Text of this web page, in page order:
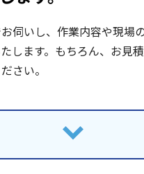
伺いし、作業内容や現場
します。もちろん、お見
さい。